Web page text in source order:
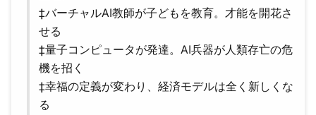
‡バーチャルAI教師が子どもを教育。才能を開花さ
せる
‡量子コンピュータが発達。AI兵器が人類存亡の危
機を招く
‡幸福の定義が変わり、経済モデルは全く新しくな
る